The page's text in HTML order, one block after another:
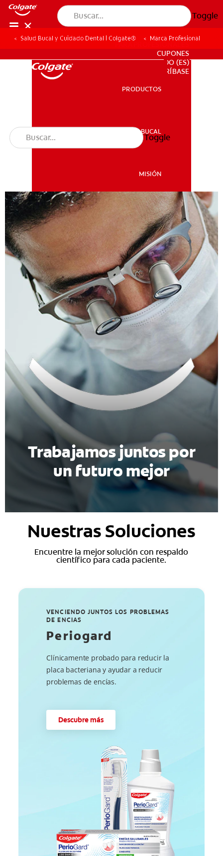
Toggle
SALUD BUCAL
MISIÓN
CHEQUEO DE SALUD BUCAL
SELECCIÓN DE PRODUCTOS
PARA PROFESIONALES
CUPONES
SUSCRÍBASE
PARA PROFESIONALES
CUPONES
DO (ES)
SUSCRÍBASE
PRODUCTOS
SALUD BUCAL
MISIÓN
CHEQUEO DE SALUD BUCAL
SELECCIÓN DE PRODUCTOS
Toggle
Salud Bucal y Cuidado Dental | Colgate® Marca Profesional
Trabajamos juntos por
un futuro mejor
Nuestras Soluciones
Encuentre la mejor solución con respaldo
científico para cada paciente.
VENCIENDO JUNTOS LOS PROBLEMAS
DE ENCIAS
Periogard
Clínicamente probado para reducir la
placa bacteriana y ayudar a reducir
problemas de encías.
Descubre más